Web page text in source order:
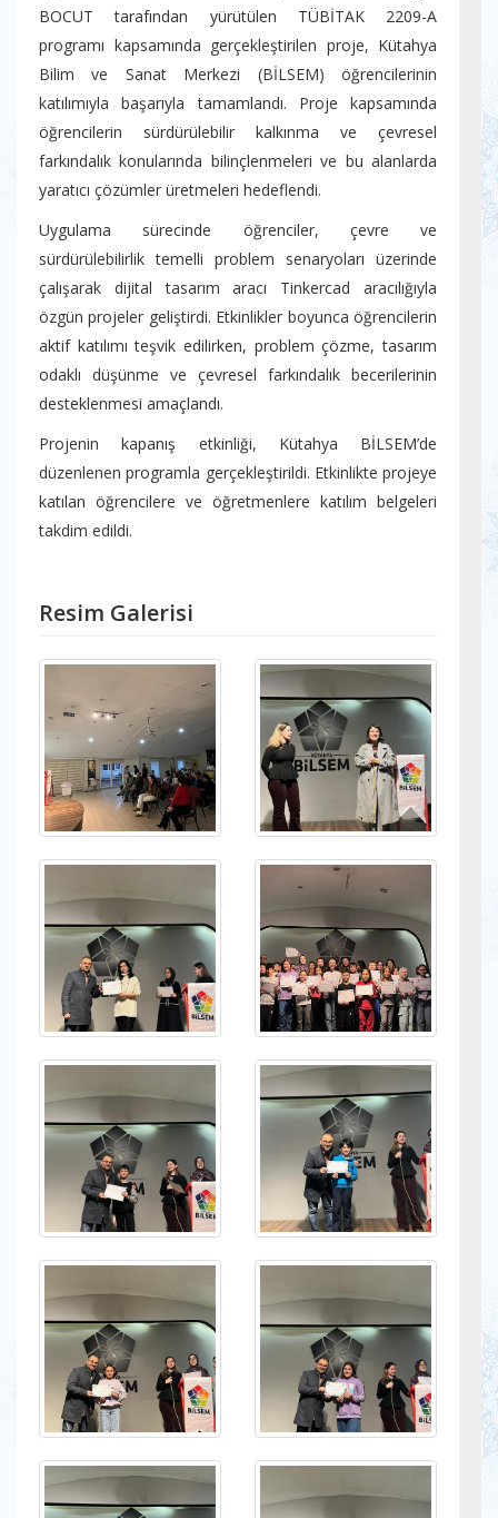
BOCUT tarafından yürütülen TÜBİTAK 2209-A
programı kapsamında gerçekleştirilen proje, Kütahya
Bilim ve Sanat Merkezi (BİLSEM) öğrencilerinin
katılımıyla başarıyla tamamlandı. Proje kapsamında
öğrencilerin sürdürülebilir kalkınma ve çevresel
farkındalık konularında bilinçlenmeleri ve bu alanlarda
yaratıcı çözümler üretmeleri hedeflendi.
Uygulama sürecinde öğrenciler, çevre ve
sürdürülebilirlik temelli problem senaryoları üzerinde
çalışarak dijital tasarım aracı Tinkercad aracılığıyla
özgün projeler geliştirdi. Etkinlikler boyunca öğrencilerin
aktif katılımı teşvik edilirken, problem çözme, tasarım
odaklı düşünme ve çevresel farkındalık becerilerinin
desteklenmesi amaçlandı.
Projenin kapanış etkinliği, Kütahya BİLSEM’de
düzenlenen programla gerçekleştirildi. Etkinlikte projeye
katılan öğrencilere ve öğretmenlere katılım belgeleri
takdim edildi.
Resim Galerisi